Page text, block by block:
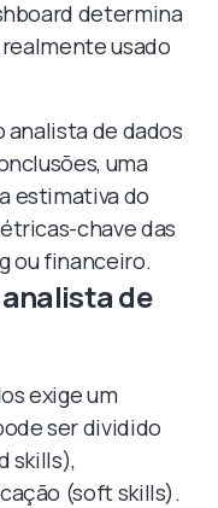
determina
usado
de dados
uma
estimativa do
chave das
ou financeiro.
de
exige um
ser dividido
skills),
(soft skills).